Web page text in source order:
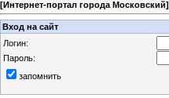
[Интернет-портал города Московский]
Вход на сайт
Логин:
Пароль:
запомнить